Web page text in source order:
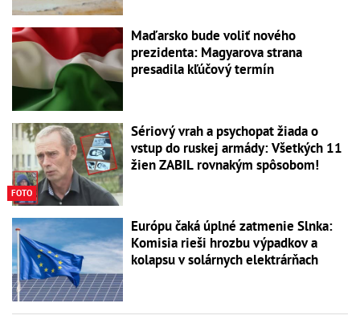
Maďarsko bude voliť nového
prezidenta: Magyarova strana
presadila kľúčový termín
FOTO
Sériový vrah a psychopat žiada o
vstup do ruskej armády: Všetkých 11
žien ZABIL rovnakým spôsobom!
Európu čaká úplné zatmenie Slnka:
Komisia rieši hrozbu výpadkov a
kolapsu v solárnych elektrárňach